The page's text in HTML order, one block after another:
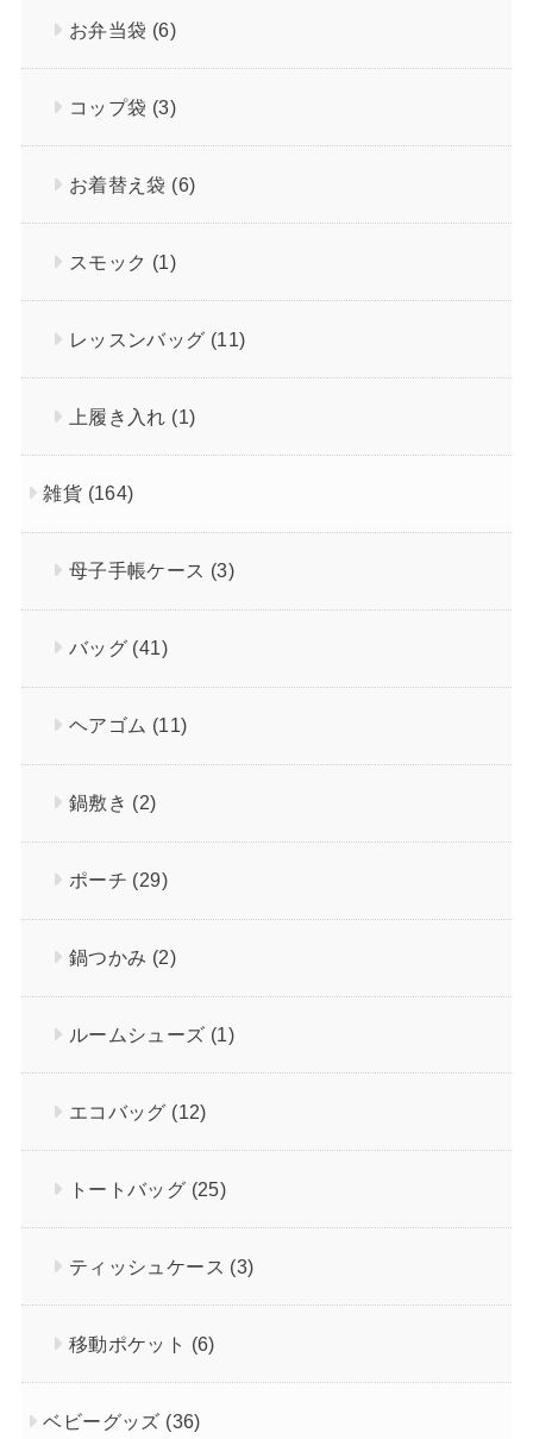
お弁当袋 (6)
コップ袋 (3)
お着替え袋 (6)
スモック (1)
レッスンバッグ (11)
上履き入れ (1)
雑貨 (164)
母子手帳ケース (3)
バッグ (41)
ヘアゴム (11)
鍋敷き (2)
ポーチ (29)
鍋つかみ (2)
ルームシューズ (1)
エコバッグ (12)
トートバッグ (25)
ティッシュケース (3)
移動ポケット (6)
ベビーグッズ (36)